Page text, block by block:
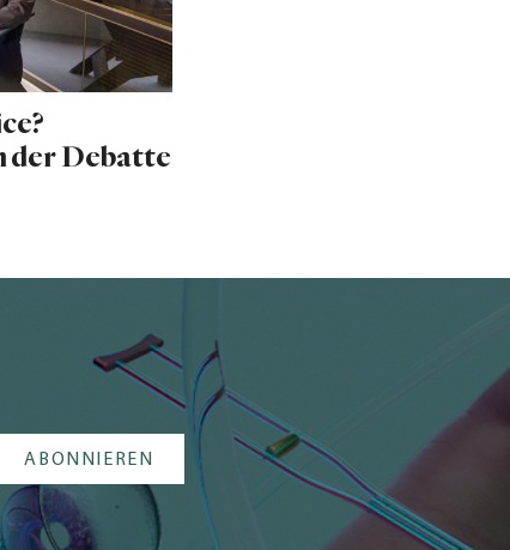
der Debatte